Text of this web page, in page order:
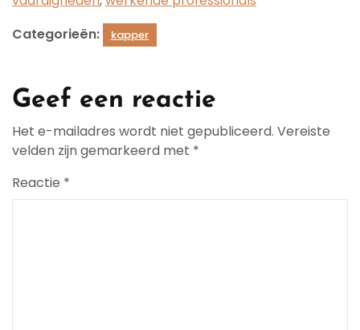
Categorieën:
kapper
Geef een reactie
Het e-mailadres wordt niet gepubliceerd. Vereiste
velden zijn gemarkeerd met *
Reactie *